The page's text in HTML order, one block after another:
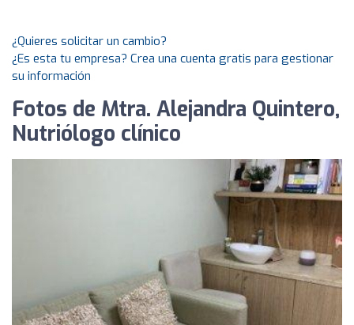
¿Quieres solicitar un cambio?
¿Es esta tu empresa? Crea una cuenta gratis para gestionar
su información
Fotos de Mtra. Alejandra Quintero,
Nutriólogo clínico